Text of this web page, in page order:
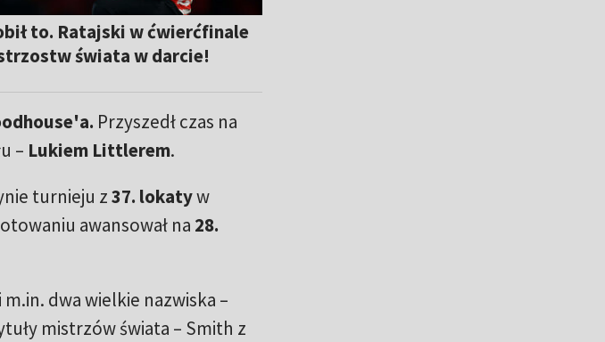
to. Ratajski w ćwierćfinale
świata w darcie!
Przyszedł czas na
– Lukiem Littlerem.
turnieju z37. lokatyw
awansował na 28.
dwa wielkie nazwiska –
mistrzów świata – Smith z